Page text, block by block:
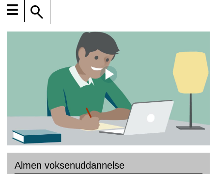
☰
Almen voksenuddannelse